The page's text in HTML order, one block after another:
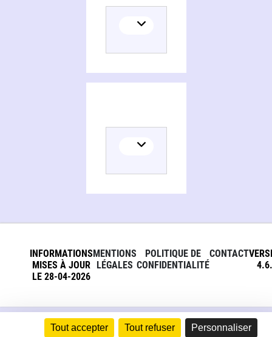
Tout accepter Tout refuser Personnaliser
INFORMATIONS
MISES À JOUR
LE 28-04-2026
MENTIONS
LÉGALES
POLITIQUE DE
CONFIDENTIALITÉ
CONTACT